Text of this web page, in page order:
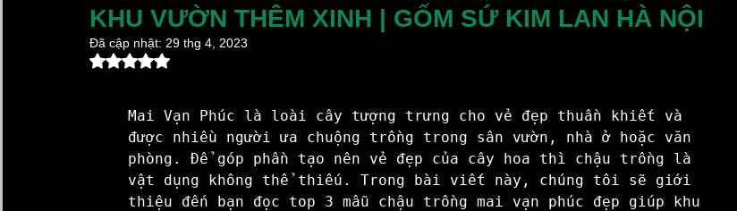
Chum sành ngâm rượu Lọ Hoa Đẹp Vại Muối Dưa Cà Chậu Hoa Đẹp Gốm sứ tâm linh
Gốm Sứ Xây Dựng Kim Lan Hà Nội Hũ Đựng Gạo Làng Gốm Phù Lãng Bắc Ninh
KHU VƯỜN THÊM XINH | GỐM SỨ KIM LAN HÀ NỘI
Đã cập nhật: 29 thg 4, 2023
Đã xếp hạng NaN/5 sao.
Mai Vạn Phúc là loài cây tượng trưng cho vẻ đẹp thuần khiết và
được nhiều người ưa chuộng trồng trong sân vườn, nhà ở hoặc văn
phòng. Để góp phần tạo nên vẻ đẹp của cây hoa thì chậu trồng là
vật dụng không thể thiếu. Trong bài viết này, chúng tôi sẽ giới
thiệu đến bạn đọc top 3 mẫu chậu trồng mai vạn phúc đẹp giúp khu